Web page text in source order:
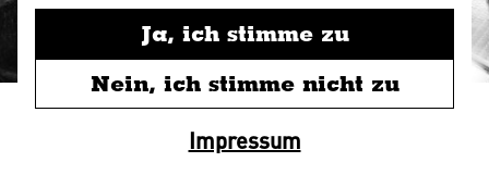
Ja, ich stimme zu
Nein, ich stimme nicht zu
Impressum
Zweites Zuhause im Kiez